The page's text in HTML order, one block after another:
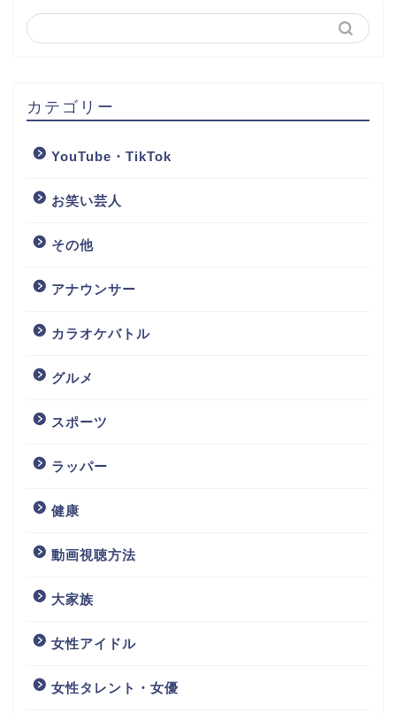
カテゴリー
YouTube・TikTok
お笑い芸人
その他
アナウンサー
カラオケバトル
グルメ
スポーツ
ラッパー
健康
動画視聴方法
大家族
女性アイドル
女性タレント・女優